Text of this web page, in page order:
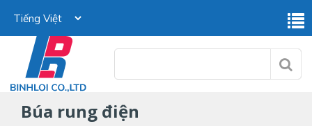
búa rung điện